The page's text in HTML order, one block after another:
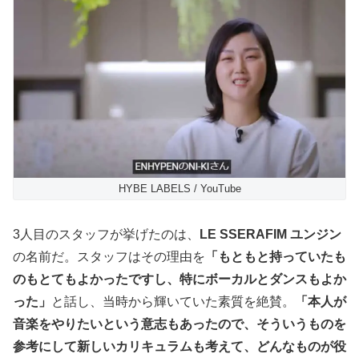
HYBE LABELS / YouTube
3人目のスタッフが挙げたのは、
LE SSERAFIM ユンジン
の名前だ。スタッフはその理由を 「もともと持っていたも
のもとてもよかったですし、特にボーカルとダンスもよか
った」
と話し、当時から輝いていた素質を絶賛。
「本人が
音楽をやりたいという意志もあったので、そういうものを
参考にして新しいカリキュラムも考えて、どんなものが役